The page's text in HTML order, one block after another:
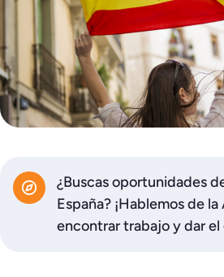
¿Buscas oportunidades
España? ¡Hablemos de
encontrar trabajo y dar el